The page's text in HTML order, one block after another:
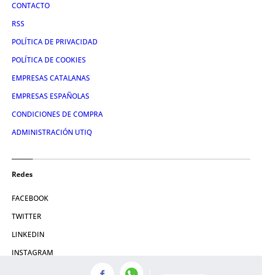
CONTACTO
RSS
POLÍTICA DE PRIVACIDAD
POLÍTICA DE COOKIES
EMPRESAS CATALANAS
EMPRESAS ESPAÑOLAS
CONDICIONES DE COMPRA
ADMINISTRACIÓN UTIQ
Redes
FACEBOOK
TWITTER
LINKEDIN
INSTAGRAM